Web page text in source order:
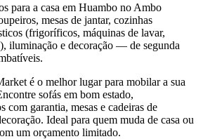
para a casa em Huambo no Ambo
mesas de jantar, cozinhas
(frigoríficos, máquinas de lavar,
iluminação e decoração — de segunda
é o melhor lugar para mobilar a sua
sofás em bom estado,
com garantia, mesas e cadeiras de
Ideal para quem muda de casa ou
um orçamento limitado.